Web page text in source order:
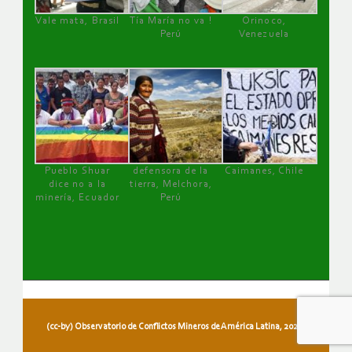
Vale mata, Brasil
Tía María no va !
Perú
Orinoco,
Venezuela
Pueblo Shuar
dice no a la
minería, Ecuador
defensora de la
tierra, Melchora,
Perú
Caimanes, Chile
(cc-by) Observatorio de Conflictos Mineros de América Latina, 2026